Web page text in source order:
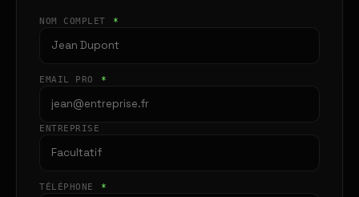
NOM COMPLET *
EMAIL PRO *
ENTREPRISE
TÉLÉPHONE *